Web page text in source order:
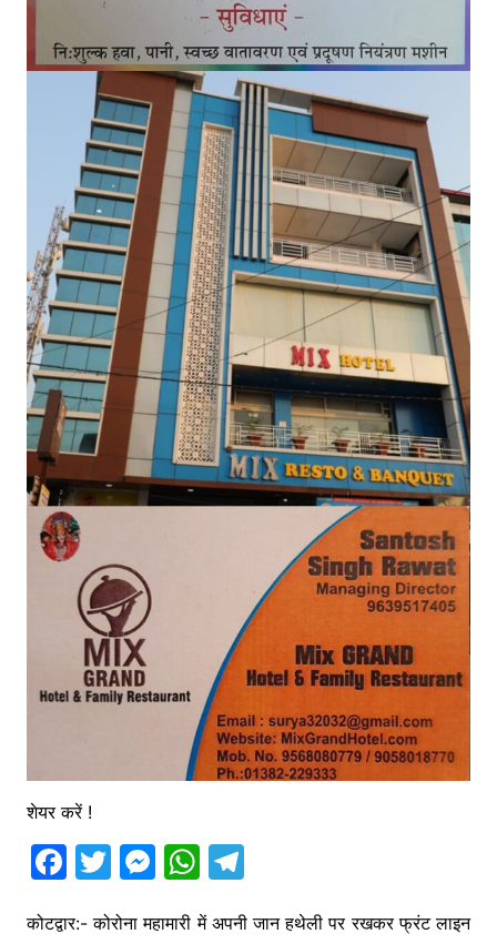
शेयर करें !
F
c
T
itt
M
s
W
at
T
e
कोटद्वार:- कोरोना महामारी में अपनी जान हथेली पर रखकर फ्रंट लाइन